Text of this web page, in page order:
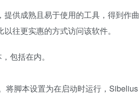
供成熟且易于使用的工具，得到作
往更实惠的方式访问该软件。
包括在内。
将脚本设置为在启动时运行，